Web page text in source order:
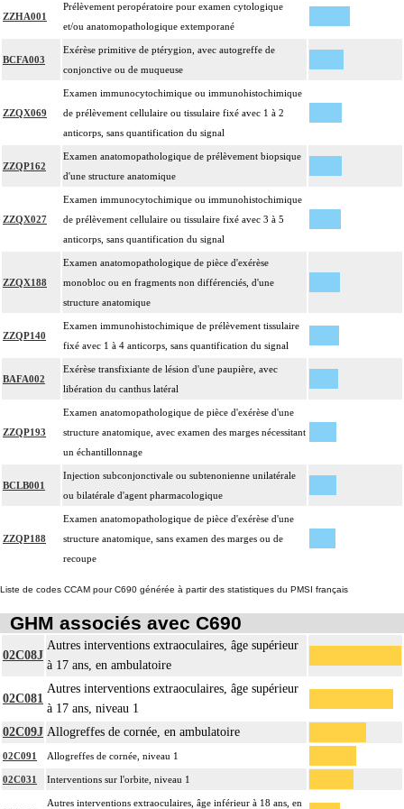
ZZHA001
Prélèvement peropératoire pour examen cytologique
et/ou anatomopathologique extemporané
BCFA003
Exérèse primitive de ptérygion, avec autogreffe de
conjonctive ou de muqueuse
ZZQX069
Examen immunocytochimique ou immunohistochimique
de prélèvement cellulaire ou tissulaire fixé avec 1 à 2
anticorps, sans quantification du signal
ZZQP162
Examen anatomopathologique de prélèvement biopsique
d'une structure anatomique
ZZQX027
Examen immunocytochimique ou immunohistochimique
de prélèvement cellulaire ou tissulaire fixé avec 3 à 5
anticorps, sans quantification du signal
ZZQX188
Examen anatomopathologique de pièce d'exérèse
monobloc ou en fragments non différenciés, d'une
structure anatomique
ZZQP140
Examen immunohistochimique de prélèvement tissulaire
fixé avec 1 à 4 anticorps, sans quantification du signal
BAFA002
Exérèse transfixiante de lésion d'une paupière, avec
libération du canthus latéral
ZZQP193
Examen anatomopathologique de pièce d'exérèse d'une
structure anatomique, avec examen des marges nécessitant
un échantillonnage
BCLB001
Injection subconjonctivale ou subtenonienne unilatérale
ou bilatérale d'agent pharmacologique
ZZQP188
Examen anatomopathologique de pièce d'exérèse d'une
structure anatomique, sans examen des marges ou de
recoupe
Liste de codes CCAM pour C690 générée à partir des statistiques du PMSI français
GHM associés avec C690
02C08J
Autres interventions extraoculaires, âge supérieur
à 17 ans, en ambulatoire
02C081
Autres interventions extraoculaires, âge supérieur
à 17 ans, niveau 1
02C09J Allogreffes de cornée, en ambulatoire
02C091 Allogreffes de cornée, niveau 1
02C031 Interventions sur l'orbite, niveau 1
Autres interventions extraoculaires, âge inférieur à 18 ans, en